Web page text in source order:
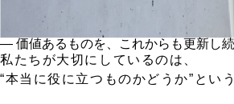
― 価値あるものを、これからも更新し
私たちが大切にしているのは、
“本当に役に立つものかどうか”とい